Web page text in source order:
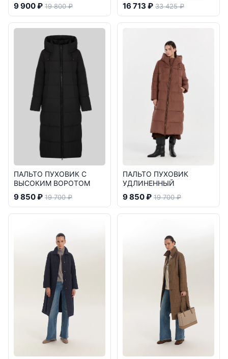
9 900 ₽ 19 800 ₽ 16 713 ₽ 33 425 ₽
ПАЛЬТО ПУХОВИК С
ВЫСОКИМ ВОРОТОМ
9 850 ₽ 19 700 ₽
ПАЛЬТО ПУХОВИК
УДЛИНЕННЫЙ
9 850 ₽ 19 700 ₽